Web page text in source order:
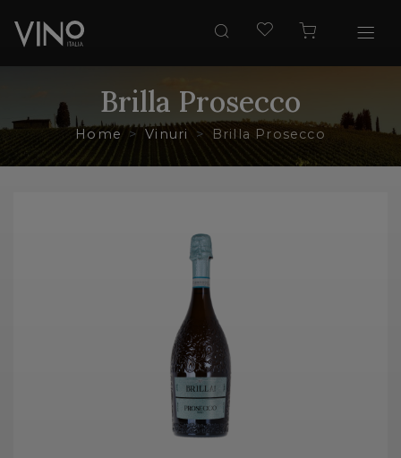
Brilla Prosecco
Home Vinuri Brilla Prosecco